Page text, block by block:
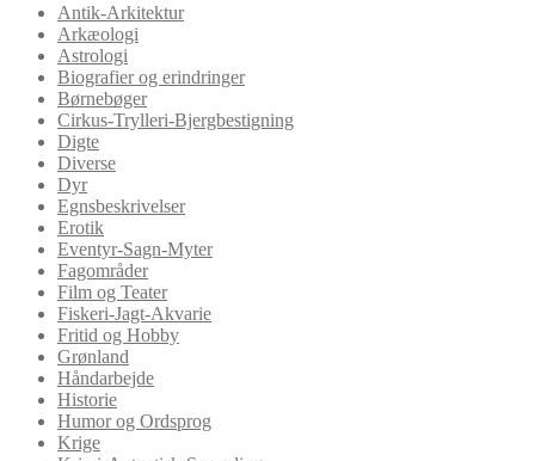
Antik-Arkitektur
Arkæologi
Astrologi
Biografier og erindringer
Børnebøger
Cirkus-Trylleri-Bjergbestigning
Digte
Diverse
Dyr
Egnsbeskrivelser
Erotik
Eventyr-Sagn-Myter
Fagområder
Film og Teater
Fiskeri-Jagt-Akvarie
Fritid og Hobby
Grønland
Håndarbejde
Historie
Humor og Ordsprog
Krige